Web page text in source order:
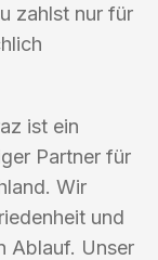
zahlst nur für
ist ein
Partner für
Wir
und
Ablauf. Unser